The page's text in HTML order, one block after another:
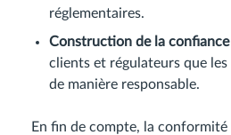
réglementaires.
Construction de la confiance
clients et régulateurs que les
de manière responsable.
En fin de compte, la